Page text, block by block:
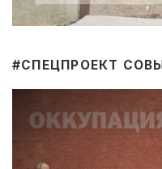
#CПЕЦПРОЕКТ СОВЫ